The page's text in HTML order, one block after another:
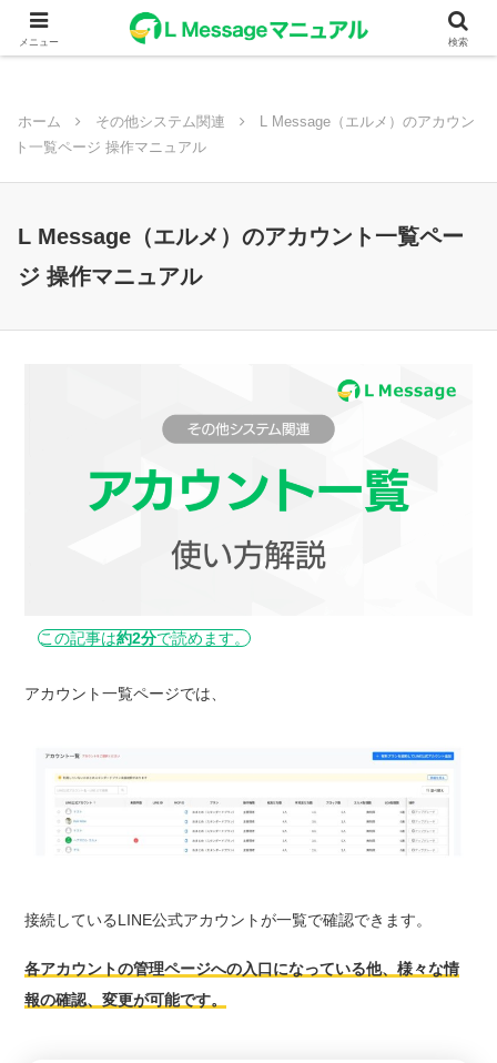
ホーム その他システム関連
L Message（エルメ）のアカウン
ト一覧ページ 操作マニュアル
L Message（エルメ）のアカウント一覧ペー
ジ 操作マニュアル
この記事は約2分で読めます。
アカウント一覧ページでは、
接続しているLINE公式アカウントが一覧で確認できます。
各アカウントの管理ページへの入口になっている他、様々な情
報の確認、変更が可能です。
メニュー 検索